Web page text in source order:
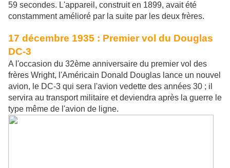
59 secondes. L'appareil, construit en 1899, avait été
constamment amélioré par la suite par les deux frères.
17 décembre 1935 : Premier vol du Douglas
DC-3
A l'occasion du 32ème anniversaire du premier vol des
frères Wright, l'Américain Donald Douglas lance un nouvel
avion, le DC-3 qui sera l'avion vedette des années 30 ; il
servira au transport militaire et deviendra après la guerre le
type même de l'avion de ligne.